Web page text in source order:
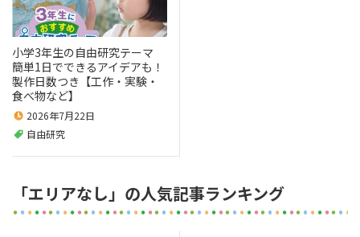
小学3年生の自由研究テーマ
簡単1日でできるアイデアも！
製作日数つき【工作・実験・
食べ物など】
2026年7月22日
自由研究
「エリアなし」の人気記事ランキング